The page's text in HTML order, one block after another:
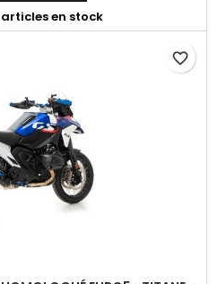
en stock
favorite_border